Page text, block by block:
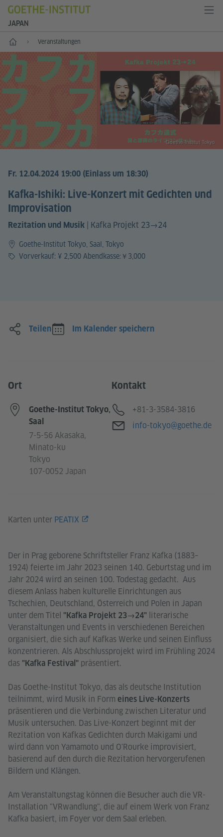
JAPAN
Start Veranstaltungen
Fr. 12.04.2024 19:00 (Einlass um 18:30)
Kafka-Ishiki: Live-Konzert mit Gedichten und
Improvisation
Rezitation und Musik | Kafka Projekt 23→24
Goethe-Institut Tokyo, Saal, Tokyo
PreisVorverkauf: ¥ 2,500 Abendkasse:￥3,000
Goethe-Institut Tokyo
Karten unter PEATIX
Der in Prag geborene Schriftsteller Franz Kafka (1883–
1924) feierte im Jahr 2023 seinen 140. Geburtstag und im
Jahr 2024 wird an seinen 100. Todestag gedacht. Aus
diesem Anlass haben kulturelle Einrichtungen aus
Tschechien, Deutschland, Österreich und Polen in Japan
unter dem Titel "Kafka Projekt 23→24" literarische
Veranstaltungen und Events in verschiedenen Bereichen
organisiert, die sich auf Kafkas Werke und seinen Einfluss
konzentrieren. Als Abschlussprojekt wird im Frühling 2024
das "Kafka Festival" präsentiert.
Das Goethe-Institut Tokyo, das als deutsche Institution
teilnimmt, wird Musik in Form eines Live-Konzerts
präsentieren und die Verbindung zwischen Literatur und
Musik untersuchen. Das Live-Konzert beginnt mit der
Rezitation von Kafkas Gedichten durch Makigami und
wird dann von Yamamoto und O'Rourke improvisiert,
basierend auf den durch die Rezitation hervorgerufenen
Bildern und Klängen.
Am Veranstaltungstag können die Besucher auch die VR-
Installation "VRwandlung", die auf einem Werk von Franz
Kafka basiert, im Foyer vor dem Saal erleben.
Teilen Im Kalender speichern
Ort
Goethe-Institut Tokyo,
Saal
7-5-56 Akasaka,
Minato-ku
Tokyo
107-0052 Japan
Kontakt
Telefon
+81-3-3584-3816
E-Mail
info-tokyo@goethe.de